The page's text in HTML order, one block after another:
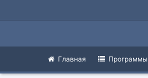
Главная Программы